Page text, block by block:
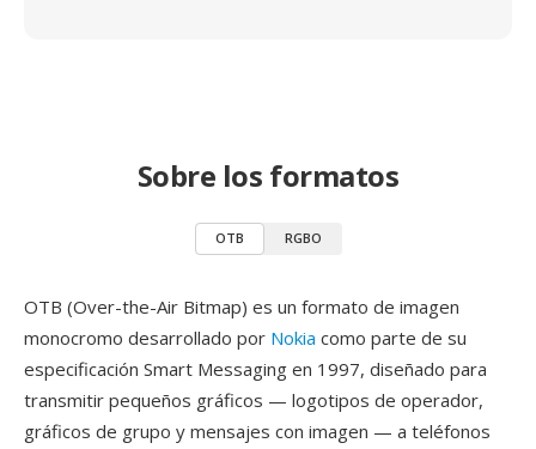
Sobre los formatos
OTB RGBO
OTB (Over-the-Air Bitmap) es un formato de imagen
monocromo desarrollado por Nokia como parte de su
especificación Smart Messaging en 1997, diseñado para
transmitir pequeños gráficos — logotipos de operador,
gráficos de grupo y mensajes con imagen — a teléfonos